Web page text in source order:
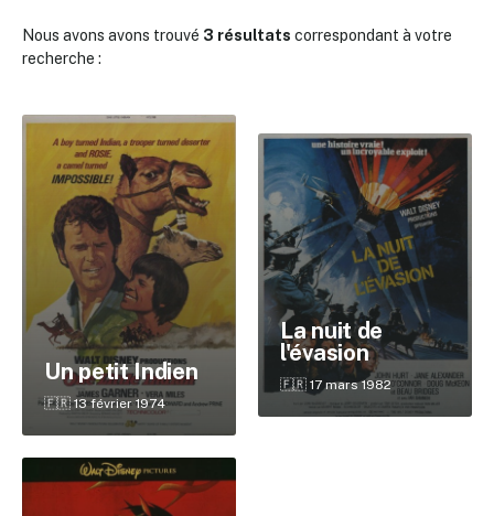
Nous avons avons trouvé 3 résultats correspondant à votre
recherche :
Un petit Indien
🇫🇷 13 février 1974
La nuit de
l'évasion
🇫🇷 17 mars 1982
✕